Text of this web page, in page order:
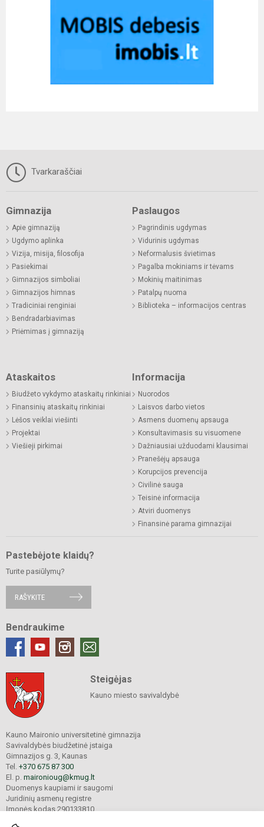
Tvarkaraščiai
Gimnazija
Apie gimnaziją
Ugdymo aplinka
Vizija, misija, filosofija
Pasiekimai
Gimnazijos simboliai
Gimnazijos himnas
Tradiciniai renginiai
Bendradarbiavimas
Priėmimas į gimnaziją
Paslaugos
Pagrindinis ugdymas
Vidurinis ugdymas
Neformalusis švietimas
Pagalba mokiniams ir tėvams
Mokinių maitinimas
Patalpų nuoma
Biblioteka – informacijos centras
Ataskaitos
Biudžeto vykdymo ataskaitų rinkiniai
Finansinių ataskaitų rinkiniai
Lėšos veiklai viešinti
Projektai
Viešieji pirkimai
Informacija
Nuorodos
Laisvos darbo vietos
Asmens duomenų apsauga
Konsultavimasis su visuomene
Dažniausiai užduodami klausimai
Pranešėjų apsauga
Korupcijos prevencija
Civilinė sauga
Teisinė informacija
Atviri duomenys
Finansinė parama gimnazijai
Pastebėjote klaidų?
Turite pasiūlymų?
RAŠYKITE
Bendraukime
Steigėjas
Kauno miesto savivaldybė
Kauno Maironio universitetinė gimnazija
Savivaldybės biudžetinė įstaiga
Gimnazijos g. 3, Kaunas
Tel. +370 675 87 300
El. p. maironioug@kmug.lt
Duomenys kaupiami ir saugomi
Juridinių asmenų registre
Įmonės kodas 290133810